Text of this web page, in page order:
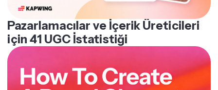
Pazarlamacılar ve İçerik Üreticileri
için 41 UGC İstatistiği